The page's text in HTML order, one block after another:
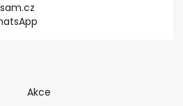
Akce